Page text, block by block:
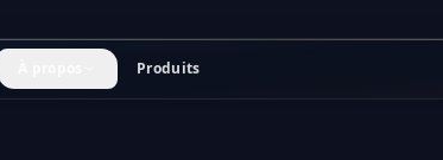
Produits